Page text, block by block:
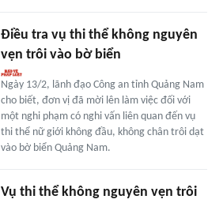
Điều tra vụ thi thể không nguyên
vẹn trôi vào bờ biển
Ngày 13/2, lãnh đạo Công an tỉnh Quảng Nam
cho biết, đơn vị đã mời lên làm việc đối với
một nghi phạm có nghi vấn liên quan đến vụ
thi thể nữ giới không đầu, không chân trôi dạt
vào bờ biển Quảng Nam.
Vụ thi thể không nguyên vẹn trôi